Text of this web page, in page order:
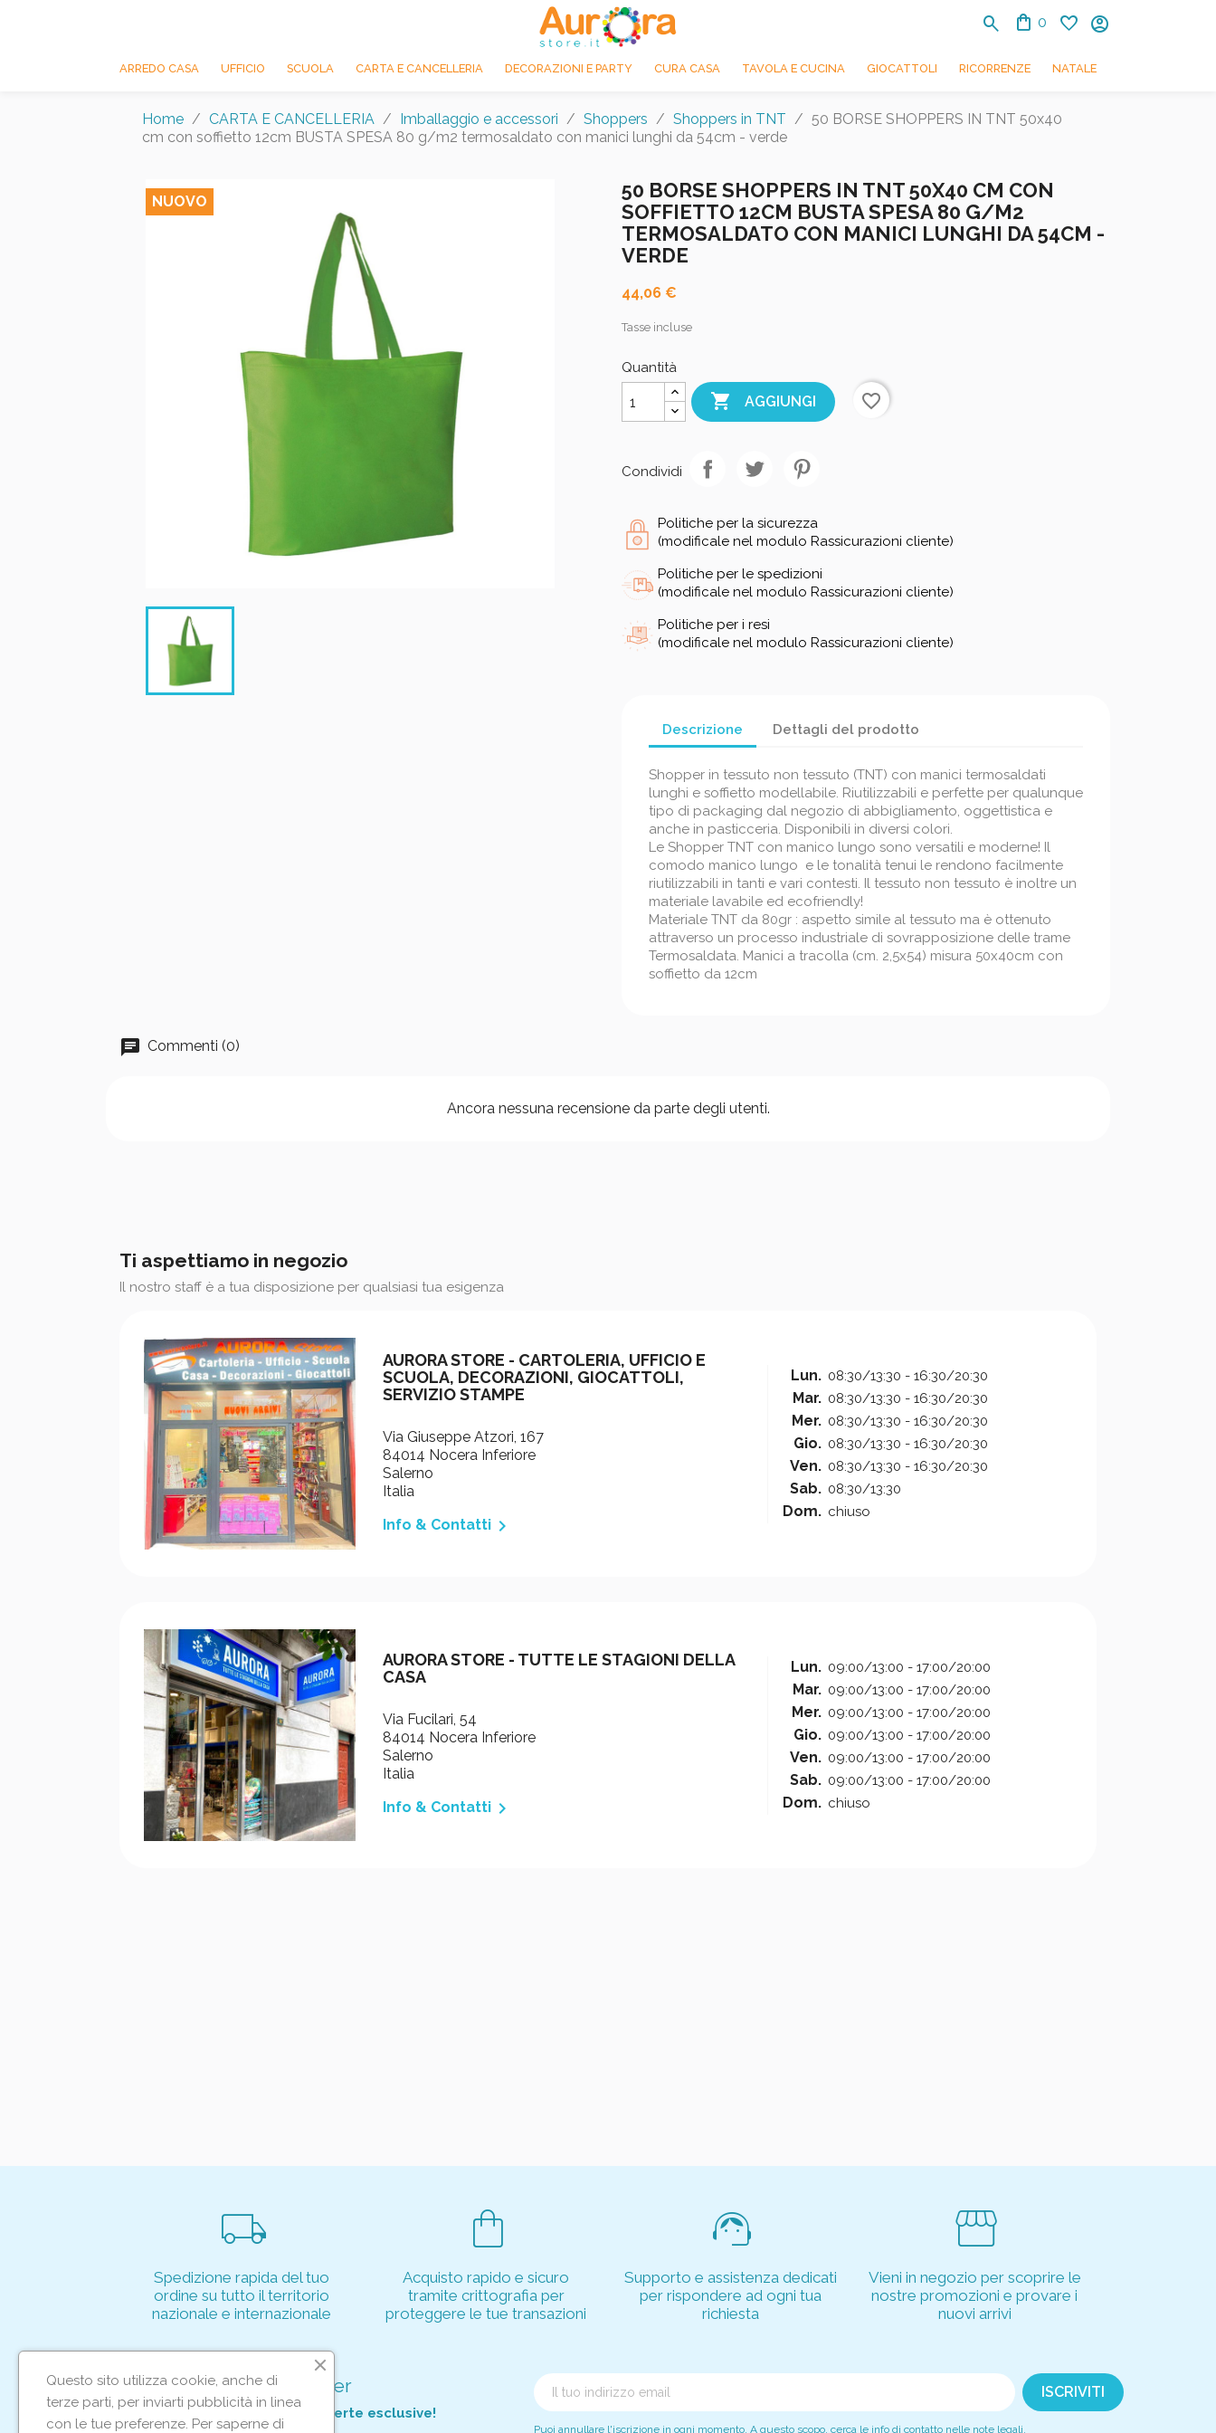
search shopping_bag 0 favorite account_circle
ARREDO CASA UFFICIO SCUOLA CARTA E CANCELLERIA DECORAZIONI E PARTY CURA CASA TAVOLA E CUCINA GIOCATTOLI RICORRENZE NATALE
Home CARTA E CANCELLERIA Imballaggio e accessori Shoppers Shoppers in TNT
50 BORSE SHOPPERS IN TNT 50x40
cm con soffietto 12cm BUSTA SPESA 80 g/m2 termosaldato con manici lunghi da 54cm - verde
NUOVO
50 BORSE SHOPPERS IN TNT 50X40 CM CON
SOFFIETTO 12CM BUSTA SPESA 80 G/M2
TERMOSALDATO CON MANICI LUNGHI DA 54CM -
VERDE
44,06 €
Tasse incluse
Quantità
 AGGIUNGI favorite_border
Condividi
Politiche per la sicurezza
(modificale nel modulo Rassicurazioni cliente)
Politiche per le spedizioni
(modificale nel modulo Rassicurazioni cliente)
Politiche per i resi
(modificale nel modulo Rassicurazioni cliente)
Descrizione Dettagli del prodotto
Shopper in tessuto non tessuto (TNT) con manici termosaldati
lunghi e soffietto modellabile. Riutilizzabili e perfette per qualunque
tipo di packaging dal negozio di abbigliamento, oggettistica e
anche in pasticceria. Disponibili in diversi colori.
Le Shopper TNT con manico lungo sono versatili e moderne! Il
comodo manico lungo e le tonalità tenui le rendono facilmente
riutilizzabili in tanti e vari contesti. Il tessuto non tessuto è inoltre un
materiale lavabile ed ecofriendly!
Materiale TNT da 80gr : aspetto simile al tessuto ma è ottenuto
attraverso un processo industriale di sovrapposizione delle trame
Termosaldata. Manici a tracolla (cm. 2,5x54) misura 50x40cm con
soffietto da 12cm
Commenti (0)
Ancora nessuna recensione da parte degli utenti.
Ti aspettiamo in negozio
Il nostro staff è a tua disposizione per qualsiasi tua esigenza
AURORA STORE - CARTOLERIA, UFFICIO E
SCUOLA, DECORAZIONI, GIOCATTOLI,
SERVIZIO STAMPE
Via Giuseppe Atzori, 167
84014 Nocera Inferiore
Salerno
Italia
Info & Contatti 
Lun. 08:30/13:30 - 16:30/20:30
Mar. 08:30/13:30 - 16:30/20:30
Mer. 08:30/13:30 - 16:30/20:30
Gio. 08:30/13:30 - 16:30/20:30
Ven. 08:30/13:30 - 16:30/20:30
Sab. 08:30/13:30
Dom. chiuso
AURORA STORE - TUTTE LE STAGIONI DELLA
CASA
Via Fucilari, 54
84014 Nocera Inferiore
Salerno
Italia
Info & Contatti 
Lun. 09:00/13:00 - 17:00/20:00
Mar. 09:00/13:00 - 17:00/20:00
Mer. 09:00/13:00 - 17:00/20:00
Gio. 09:00/13:00 - 17:00/20:00
Ven. 09:00/13:00 - 17:00/20:00
Sab. 09:00/13:00 - 17:00/20:00
Dom. chiuso
local_shipping
Spedizione rapida del tuo
ordine su tutto il territorio
nazionale e internazionale
shopping_bag
Acquisto rapido e sicuro
tramite crittografia per
proteggere le tue transazioni
support_agent
Supporto e assistenza dedicati
per rispondere ad ogni tua
richiesta
storefront
Vieni in negozio per scoprire le
nostre promozioni e provare i
nuovi arrivi
Iscriviti alla nostra newsletter
Per non perderti tutte le nostre offerte esclusive!
Puoi annullare l'iscrizione in ogni momento. A questo scopo, cerca le info di contatto nelle note legali.
Questo sito utilizza cookie, anche di
terze parti, per inviarti pubblicità in linea
con le tue preferenze. Per saperne di